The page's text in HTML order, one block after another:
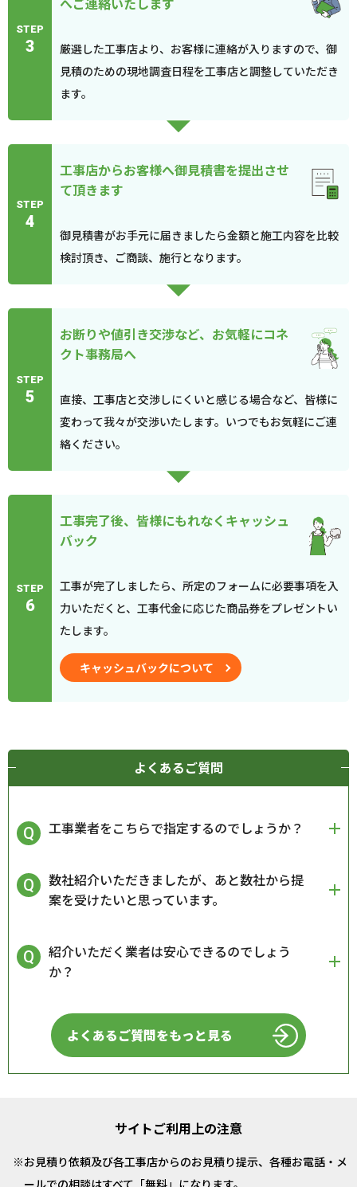
STEP
3
厳選した工事店より、お客様に連絡が入りますので、御
見積のための現地調査日程を工事店と調整していただき
ます。
STEP
4
工事店からお客様へ御見積書を提出させ
て頂きます
御見積書がお手元に届きましたら金額と施工内容を比較
検討頂き、ご商談、施行となります。
STEP
5
お断りや値引き交渉など、お気軽にコネ
クト事務局へ
直接、工事店と交渉しにくいと感じる場合など、皆様に
変わって我々が交渉いたします。いつでもお気軽にご連
絡ください。
STEP
6
工事完了後、皆様にもれなくキャッシュ
バック
工事が完了しましたら、所定のフォームに必要事項を入
力いただくと、工事代金に応じた商品券をプレゼントい
たします。
キャッシュバックについて
よくあるご質問
工事業者をこちらで指定するのでしょうか？
数社紹介いただきましたが、あと数社から提
案を受けたいと思っています。
紹介いただく業者は安心できるのでしょう
か？
よくあるご質問をもっと見る
サイトご利用上の注意
お見積り依頼及び各工事店からのお見積り提示、各種お電話・メ